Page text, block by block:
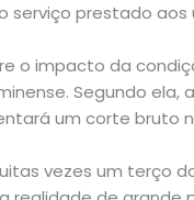
prestado aos
o impacto da
Segundo ela,
um corte bruto
vezes um terço